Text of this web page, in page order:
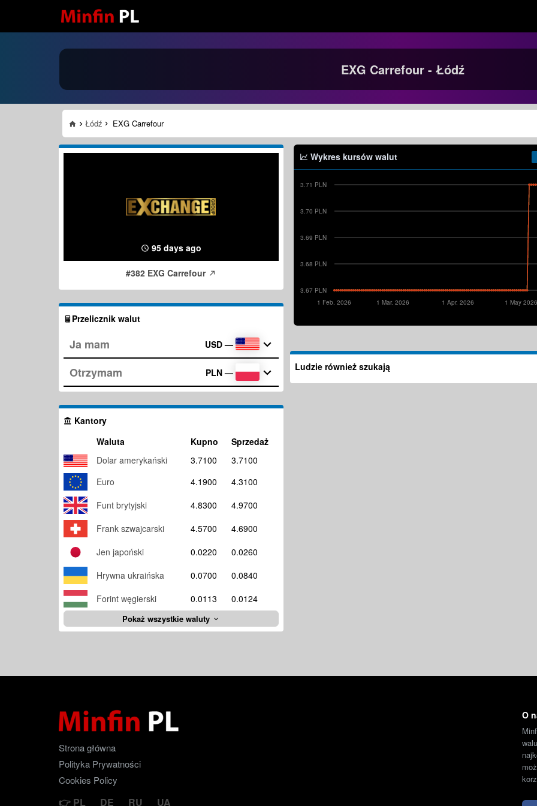
EXG Carrefour - Łódź
Łódź EXG Carrefour
95 days ago
#382 EXG Carrefour
Przelicznik walut
USD —
PLN —
Kantory
Waluta
Kupno
Sprzedaż
Dolar amerykański
3.7100
3.7100
Euro
4.1900
4.3100
Funt brytyjski
4.8300
4.9700
Frank szwajcarski
4.5700
4.6900
Jen japoński
0.0220
0.0260
Hrywna ukraińska
0.0700
0.0840
Forint węgierski
0.0113 0.0124
Pokaż wszystkie waluty
Wykres kursów walut
3.67 PLN
3.68 PLN
3.69 PLN
3.70 PLN
3.71 PLN
1 May 2026
1 Apr. 2026
1 Mar. 2026
1 Feb. 2026
Ludzie również szukają
Strona główna
Polityka Prywatności
Cookies Policy
PL DE RU UA
O